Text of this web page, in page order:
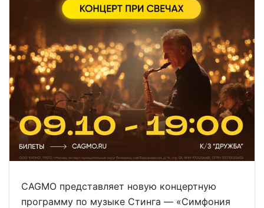
CAGMO представляет новую концертную
программу по музыке Стинга — «Симфония